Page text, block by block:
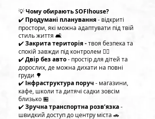
💡Чому обирають SOFIhouse?
✔️ Продумані планування- відкриті
простори, які можна адаптувати під твій
стиль життя 🛋
✔️Закрита територія -твоя безпека та
спокій завжди під контролем 🚶‍♂️
✔️Двір без авто- простір для дітей та
дорослих, де можна дихати на повні
груди 🌳
✔️ Інфраструктура поруч - магазини,
кафе, школи та дитячі садки зовсім
близько 🏪
✔️Зручна транспортна розв’язка-
швидкий доступ до центру міста 🚗